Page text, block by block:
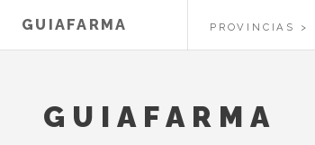
GUIAFARMA PROVINCIAS
GUIAFARMA